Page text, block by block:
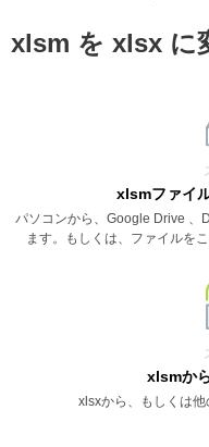
xlsm を xlsx に
xlsmファイ
パソコンから、Google Drive 、
ます。もしくは、ファイルを
xlsmか
xlsxから、もしくは他